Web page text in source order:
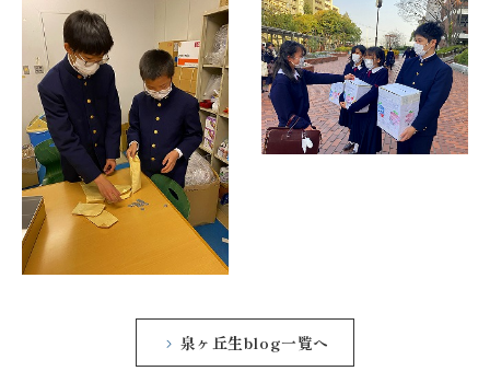
泉ヶ丘生blog一覧へ